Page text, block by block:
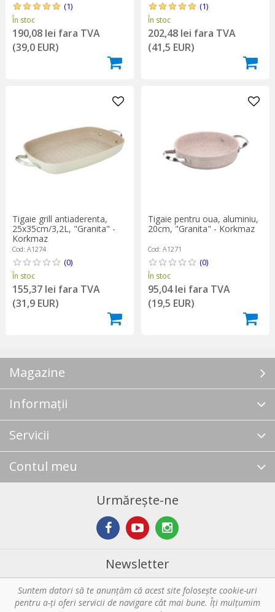
(1)
În stoc
190,08 lei fara TVA
(39,0 EUR)
(1)
În stoc
202,48 lei fara TVA
(41,5 EUR)
Tigaie grill antiaderenta,
25x35cm/3,2L, "Granita" -
Korkmaz
Cod: A1274
(0)
În stoc
155,37 lei fara TVA
(31,9 EUR)
Tigaie pentru oua, aluminiu,
20cm, "Granita" - Korkmaz
Cod: A1271
(0)
În stoc
95,04 lei fara TVA
(19,5 EUR)
Magazine
Informații
Servicii
Contul meu
Urmărește-ne
Newsletter
Abonare
Suntem datori să te anunţăm că acest site foloseşte cookie-uri
pentru a-ți oferi servicii de navigare cât mai bune. Îţi mulțumim